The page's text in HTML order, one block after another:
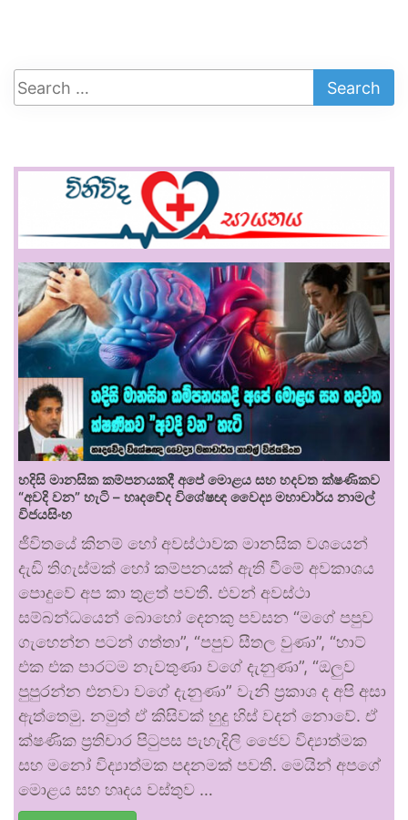
හදිසි මානසික කම්පනයකදී අපේ මොළය සහ හදවත ක්ෂණිකව
“අවදි වන” හැටි – හෘදවේද විශේෂඥ වෛද්‍ය මහාචාර්ය නාමල්
විජයසිංහ
ජීවිතයේ කිනම් හෝ අවස්ථාවක මානසික වශයෙන්
දැඩි තිගැස්මක් හෝ කම්පනයක් ඇති වීමේ අවකාශය
පොදුවේ අප කා තුළත් පවතී. එවන් අවස්ථා
සම්බන්ධයෙන් බොහෝ දෙනකු පවසන “මගේ පපුව
ගැහෙන්න පටන් ගත්තා”, “පපුව සීතල වුණා”, “හාට්
එක එක පාරටම නැවතුණා වගේ දැනුණා”, “ඔලුව
පුපුරන්න එනවා වගේ දැනුණා” වැනි ප්‍රකාශ ද අපි අසා
ඇත්තෙමු. නමුත් ඒ කිසිවක් හුදු හිස් වදන් නොවේ. ඒ
ක්ෂණික ප්‍රතිචාර පිටුපස පැහැදිලි ජෛව විද්‍යාත්මක
සහ මනෝ විද්‍යාත්මක පදනමක් පවතී. මෙයින් අපගේ
මොළය සහ හෘදය වස්තුව …